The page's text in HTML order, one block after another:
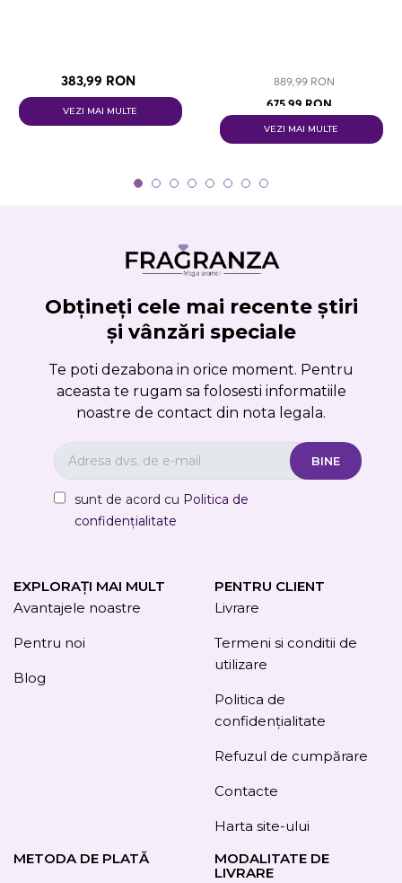
383,99 RON
VEZI MAI MULTE
889,99 RON
675,99 RON
VEZI MAI MULTE
Obțineți cele mai recente știri
și vânzări speciale
Te poti dezabona in orice moment. Pentru
aceasta te rugam sa folosesti informatiile
noastre de contact din nota legala.
sunt de acord cu Politica de
confidențialitate
EXPLORAȚI MAI MULT
Avantajele noastre
Pentru noi
Blog
PENTRU CLIENT
Livrare
Termeni si conditii de
utilizare
Politica de
confidențialitate
Refuzul de cumpărare
Contacte
Harta site-ului
METODA DE PLATĂ
MODALITATE DE
LIVRARE